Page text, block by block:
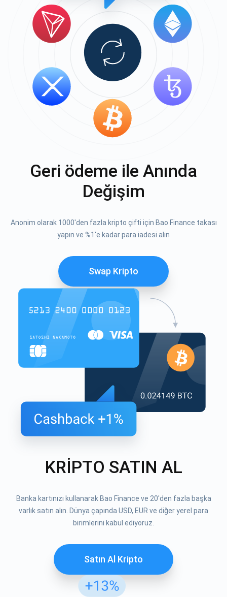
Geri ödeme ile Anında
Değişim
Anonim olarak 1000'den fazla kripto çifti için Bao Finance takası
yapın ve %1'e kadar para iadesi alın
Swap Kripto
KRİPTO SATIN AL
Banka kartınızı kullanarak Bao Finance ve 20'den fazla başka
varlık satın alın. Dünya çapında USD, EUR ve diğer yerel para
birimlerini kabul ediyoruz.
Satın Al Kripto